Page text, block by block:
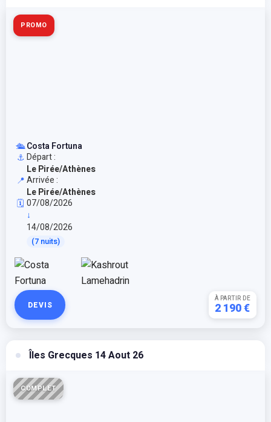
PROMO
🛳️Costa Fortuna
⚓Départ :
Le Pirée/Athènes
📍Arrivée :
Le Pirée/Athènes
🗓️ 07/08/2026
↓
14/08/2026
(7 nuits)
DEVIS
À PARTIR DE
2 190 €
Îles Grecques 14 Aout 26
COMPLET